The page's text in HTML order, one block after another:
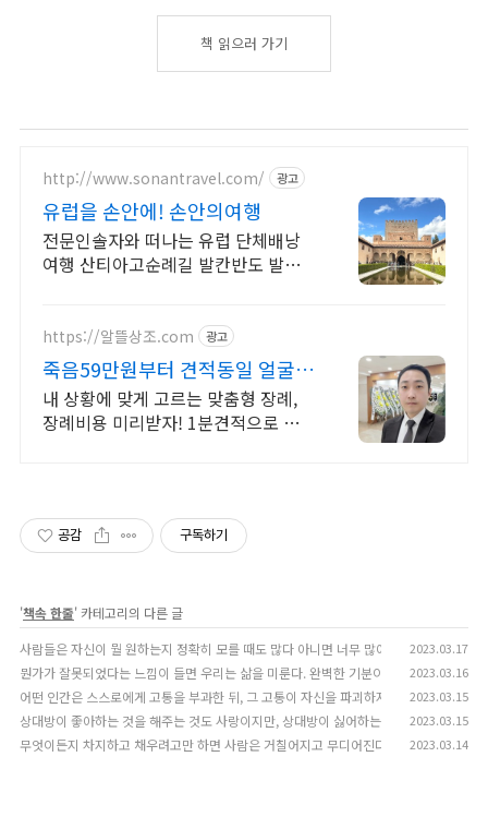
책 읽으러 가기
http://www.sonantravel.com/ 광고
유럽을 손안에! 손안의여행
전문인솔자와 떠나는 유럽 단체배낭
여행 산티아고순례길 발칸반도 발틱
럽 세미팩제공
https://알뜰상조.com 광고
죽음59만원부터 견적동일 얼굴을
걸고 처음부터 끝까지
내 상황에 맞게 고르는 맞춤형 장례,
장례비용 미리받자! 1분견적으로 딱
공감 구독하기
'책속 한줄' 카테고리의 다른 글
사람들은 자신이 뭘 원하는지 정확히 모를 때도 많다 아니면 너무 많아서 하나만 콕 집
2023.03.17
뭔가가 잘못되었다는 느낌이 들면 우리는 삶을 미룬다. 완벽한 기분이란 없다. 생각 밖
2023.03.16
어떤 인간은 스스로에게 고통을 부과한 뒤, 그 고통이 자신을 파괴하지 못한다는 것을 확
2023.03.15
상대방이 좋아하는 것을 해주는 것도 사랑이지만, 상대방이 싫어하는 것을 하지 않는 것
2023.03.15
무엇이든지 차지하고 채우려고만 하면 사람은 거칠어지고 무디어진다. 맑은 바람이 지
2023.03.14